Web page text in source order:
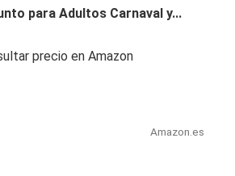
para Adultos Carnaval y...
precio en Amazon
Amazon.es